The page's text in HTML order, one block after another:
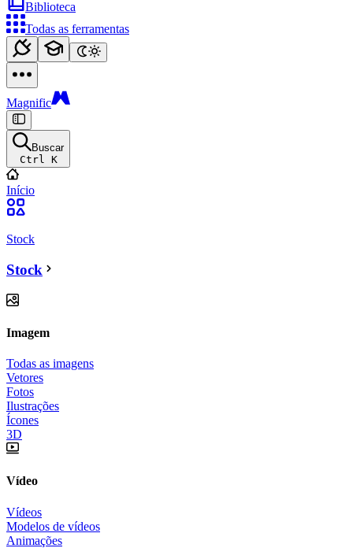
Biblioteca
Todas as ferramentas
Magnific
Buscar
Ctrl K
Início
Stock
Stock
Imagem
Todas as imagens
Vetores
Fotos
Ilustrações
Ícones
3D
Vídeo
Vídeos
Modelos de vídeos
Animações